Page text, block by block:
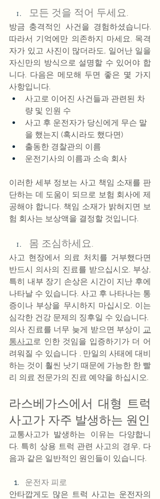
모든 것을 적어 두세요.
방금 충격적인 사건을 경험하셨습니다.
따라서 기억에만 의존하지 마세요. 목격
자가 있고 사진이 많더라도, 일어난 일을
자신만의 방식으로 설명할 수 있어야 합
니다. 다음은 메모해 두면 좋은 몇 가지
사항입니다.
사고로 이어진 사건들과 관련된 차
량 및 인원 수
사고 후 운전자가 당신에게 무슨 말
을 했는지 (혹시라도 했다면)
출동한 경찰관의 이름
운전기사의 이름과 소속 회사
이러한 세부 정보는 사고 책임 소재를 판
단하는 데 도움이 되므로 보험 회사에 제
공해야 합니다. 책임 소재가 밝혀지면 보
험 회사는 보상액을 결정할 것입니다.
몸 조심하세요.
사고 현장에서 의료 처치를 거부했다면
반드시 의사의 진료를 받으십시오. 부상,
특히 내부 장기 손상은 시간이 지난 후에
나타날 수 있습니다. 사고 후 나타나는 통
증이나 부상을 무시하지 마십시오. 이는
심각한 건강 문제의 징후일 수 있습니다.
의사 진료를 너무 늦게 받으면 부상이 교
통사고로 인한 것임을 입증하기가 더 어
려워질 수 있습니다 . 만일의 사태에 대비
하는 것이 훨씬 낫기 때문에 가능한 한 빨
리 의료 전문가의 진료 예약을 하십시오.
라스베가스에서 대형 트럭
사고가 자주 발생하는 원인
교통사고가 발생하는 이유는 다양합니
다. 특히 상용 트럭 관련 사고의 경우, 다
음과 같은 일반적인 원인들이 있습니다.
운전자 피로
안타깝게도 많은 트럭 사고는 운전자의